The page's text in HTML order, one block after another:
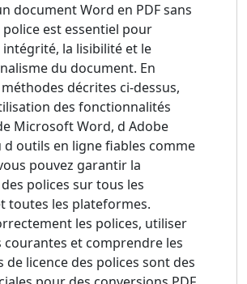
document Word en PDF sans
est essentiel pour
la lisibilité et le
du document. En
décrites ci-dessus,
des fonctionnalités
Microsoft Word, d Adobe
d outils en ligne fiables comme
pouvez garantir la
polices sur tous les
toutes les plateformes.
les polices, utiliser
courantes et comprendre les
de licence des polices sont des